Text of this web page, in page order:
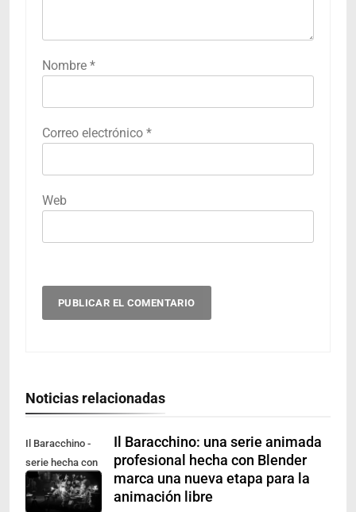
Nombre *
Correo electrónico *
Web
Noticias relacionadas
Il Baracchino -
serie hecha con
software libre
Il Baracchino: una serie animada
profesional hecha con Blender
marca una nueva etapa para la
animación libre